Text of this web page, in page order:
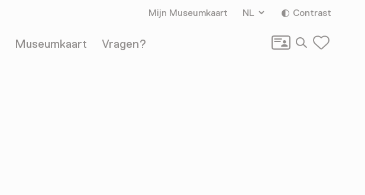
Museumkaart Vragen?
Mijn Museumkaart NL Contrast
Zoeken